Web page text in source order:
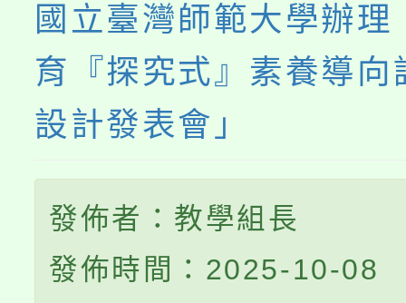
系所師生報名參加。
國立臺灣師範大學辦理
育『探究式』素養導向
設計發表會」
發佈者：教學組長
發佈時間：2025-10-08